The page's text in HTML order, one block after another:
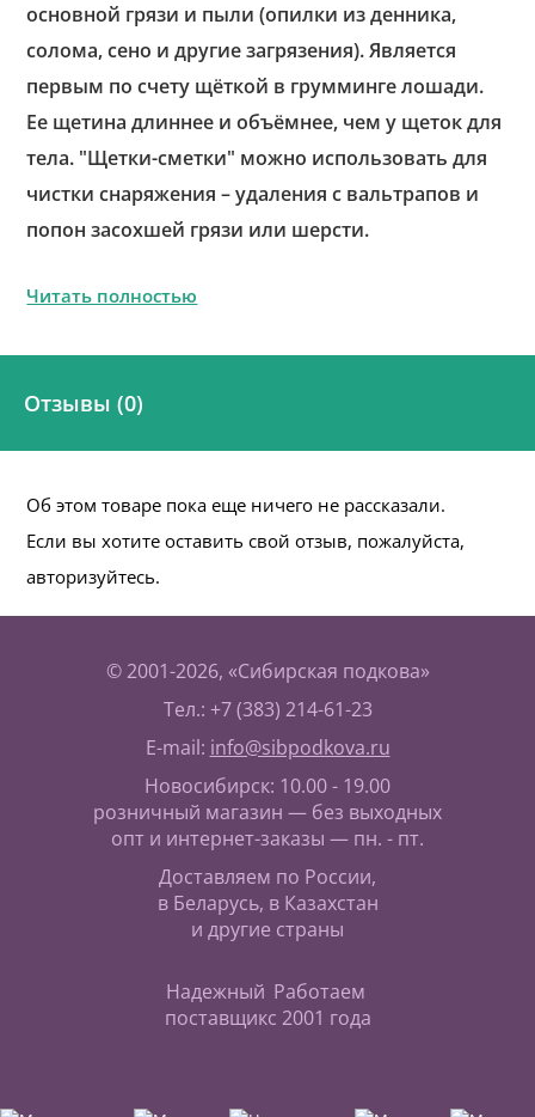
основной грязи и пыли (опилки из денника,
солома, сено и другие загрязения). Является
первым по счету щёткой в грумминге лошади.
Ее щетина длиннее и объёмнее, чем у щеток для
тела. "Щетки-сметки" можно использовать для
чистки снаряжения – удаления с вальтрапов и
попон засохшей грязи или шерсти.
Читать полностью
Отзывы (0)
Об этом товаре пока еще ничего не рассказали.
Если вы хотите оставить свой отзыв, пожалуйста,
авторизуйтесь.
© 2001-2026, «Сибирская подкова»
Тел.: +7 (383) 214-61-23
E-mail: info@sibpodkova.ru
Новосибирск: 10.00 - 19.00
розничный магазин — без выходных
опт и интернет-заказы — пн. - пт.
Доставляем по России,
в Беларусь, в Казахстан
и другие страны
Надежный
поставщик
Работаем
с 2001 года